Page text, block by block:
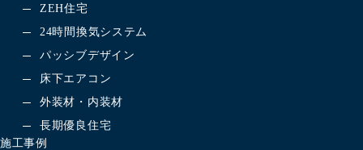
ZEH住宅
24時間換気システム
パッシブデザイン
床下エアコン
外装材・内装材
長期優良住宅
施工事例